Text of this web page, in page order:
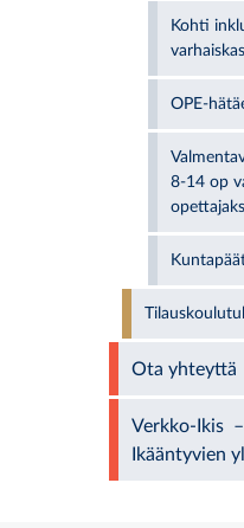
Kohti
OPE-
8-14 op
Ota yhteyttä
Verkko-Ikis
Ikääntyvien